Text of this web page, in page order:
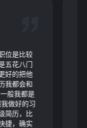
位是比较
五花八门
好的把他
我都会和
般我都是
做好的习
简历，比
捷，确实